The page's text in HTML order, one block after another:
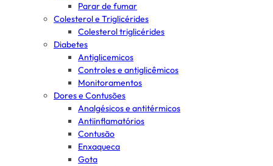
Parar de fumar
Colesterol e Triglicérides
Colesterol triglicérides
Diabetes
Antiglicemicos
Controles e antiglicêmicos
Monitoramentos
Dores e Contusões
Analgésicos e antitérmicos
Antiinflamatórios
Contusão
Enxaqueca
Gota